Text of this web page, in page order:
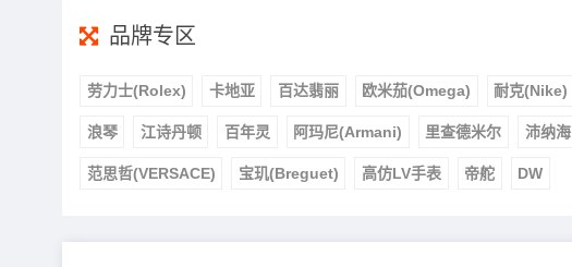
品牌专区
劳力士(Rolex) 卡地亚 百达翡丽 欧米茄(Omega) 耐克(Nike)
浪琴 江诗丹顿 百年灵 阿玛尼(Armani) 里查德米尔 沛纳海
范思哲(VERSACE) 宝玑(Breguet) 高仿LV手表 帝舵 DW